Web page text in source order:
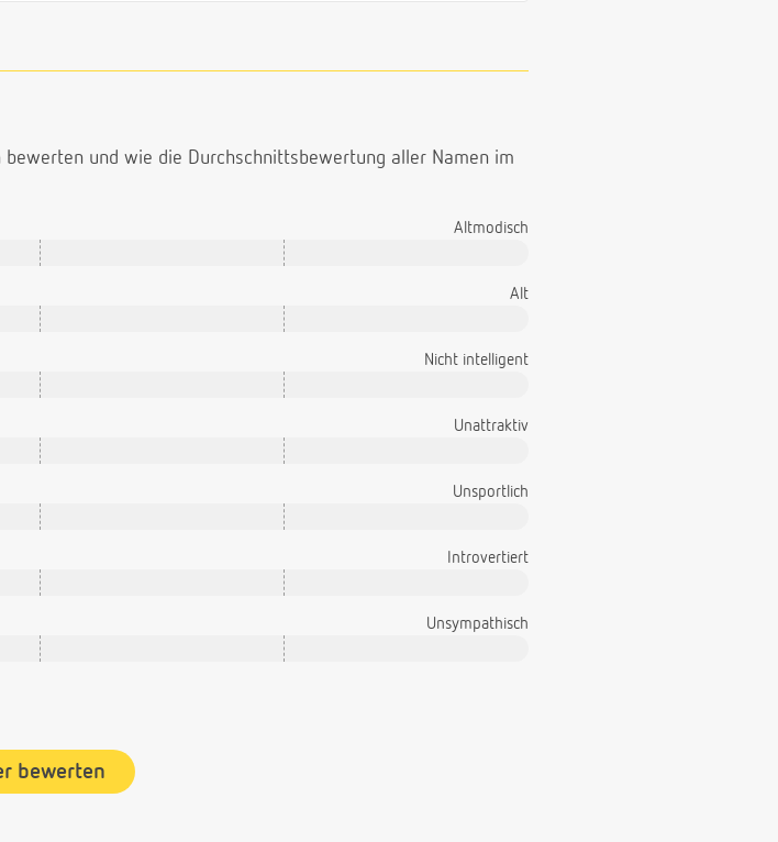
und wie die Durchschnittsbewertung aller Namen im
Altmodisch
Alt
Nicht intelligent
Unattraktiv
Unsportlich
Introvertiert
Unsympathisch
bewerten